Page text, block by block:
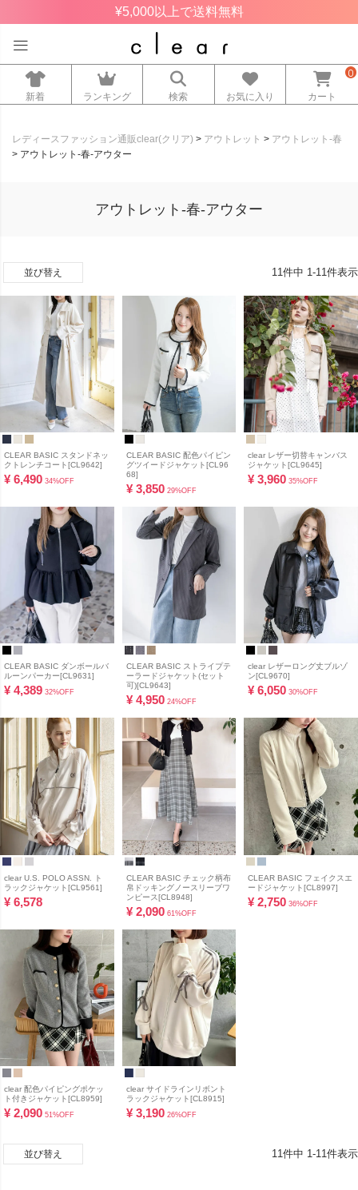
¥5,000以上で送料無料
新着 ランキング 検索 お気に入り カート
0
レディースファッション通販clear(クリア) アウトレット
アウトレット-春
アウトレット-春-アウター
アウトレット-春-アウター
並び替え 11件中 1-11件表示
CLEAR BASIC スタンドネッ
クトレンチコート[CL9642]
¥ 6,490 34%OFF
CLEAR BASIC 配色パイピン
グツイードジャケット[CL96
68]
¥ 3,850 29%OFF
clear レザー切替キャンバス
ジャケット[CL9645]
¥ 3,960 35%OFF
CLEAR BASIC ダンボールバ
ルーンパーカー[CL9631]
¥ 4,389 32%OFF
CLEAR BASIC ストライプテ
ーラードジャケット(セット
可)[CL9643]
¥ 4,950 24%OFF
clear レザーロング丈ブルゾ
ン[CL9670]
¥ 6,050 30%OFF
clear U.S. POLO ASSN. ト
ラックジャケット[CL9561]
¥ 6,578
CLEAR BASIC チェック柄布
帛ドッキングノースリーブワ
ンピース[CL8948]
¥ 2,090 61%OFF
CLEAR BASIC フェイクスエ
ードジャケット[CL8997]
¥ 2,750 36%OFF
clear 配色パイピングポケッ
ト付きジャケット[CL8959]
¥ 2,090 51%OFF
clear サイドラインリボント
ラックジャケット[CL8915]
¥ 3,190 26%OFF
並び替え 11 件中 1 -11 件表示